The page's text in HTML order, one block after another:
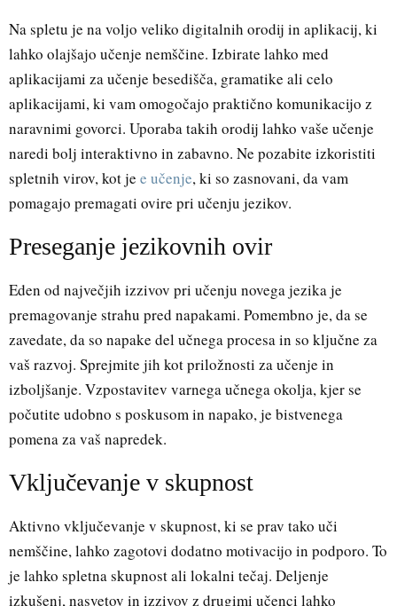
Na spletu je na voljo veliko digitalnih orodij in aplikacij, ki
lahko olajšajo učenje nemščine. Izbirate lahko med
aplikacijami za učenje besedišča, gramatike ali celo
aplikacijami, ki vam omogočajo praktično komunikacijo z
naravnimi govorci. Uporaba takih orodij lahko vaše učenje
naredi bolj interaktivno in zabavno. Ne pozabite izkoristiti
spletnih virov, kot je e učenje, ki so zasnovani, da vam
pomagajo premagati ovire pri učenju jezikov.
Preseganje jezikovnih ovir
Eden od največjih izzivov pri učenju novega jezika je
premagovanje strahu pred napakami. Pomembno je, da se
zavedate, da so napake del učnega procesa in so ključne za
vaš razvoj. Sprejmite jih kot priložnosti za učenje in
izboljšanje. Vzpostavitev varnega učnega okolja, kjer se
počutite udobno s poskusom in napako, je bistvenega
pomena za vaš napredek.
Vključevanje v skupnost
Aktivno vključevanje v skupnost, ki se prav tako uči
nemščine, lahko zagotovi dodatno motivacijo in podporo. To
je lahko spletna skupnost ali lokalni tečaj. Deljenje
izkušenj, nasvetov in izzivov z drugimi učenci lahko